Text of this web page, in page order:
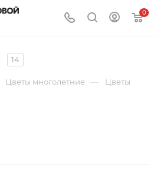
0
14
Цветы многолетние — Цветы